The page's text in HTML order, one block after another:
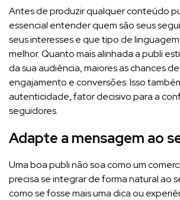
Antes de produzir qualquer conteúdo
essencial entender quem são seus
seus interesses e que tipo de
melhor. Quanto mais alinhada a publi
da sua audiência, maiores as chances
engajamento e conversões. Isso
autenticidade, fator decisivo para a
seguidores.
Adapte a mensagem ao
Uma boa publi não soa como um
precisa se integrar de forma natural ao
como se fosse mais uma dica ou